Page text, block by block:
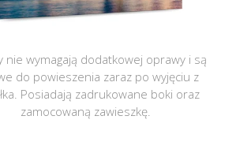
nie wymagają dodatkowej oprawy i są
do powieszenia zaraz po wyjęciu z
Posiadają zadrukowane boki oraz
zamocowaną zawieszkę.